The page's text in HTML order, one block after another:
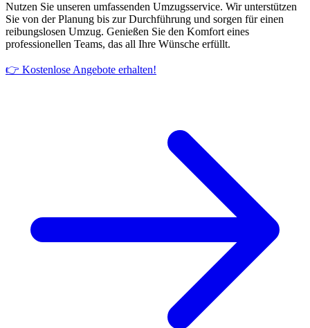
Nutzen Sie unseren umfassenden Umzugsservice. Wir unterstützen
Sie von der Planung bis zur Durchführung und sorgen für einen
reibungslosen Umzug. Genießen Sie den Komfort eines
professionellen Teams, das all Ihre Wünsche erfüllt.
👉 Kostenlose Angebote erhalten!